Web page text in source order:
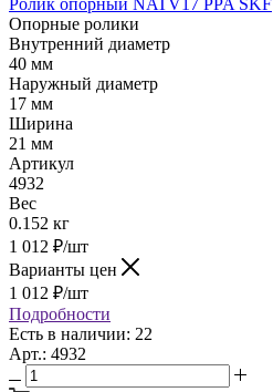
Опорные ролики
Внутренний диаметр
40 мм
Наружный диаметр
17 мм
Ширина
21 мм
Артикул
4932
Вес
0.152 кг
1 012 ₽/шт
Варианты цен
1 012 ₽/шт
Подробности
Есть в наличии: 22
Арт.: 4932